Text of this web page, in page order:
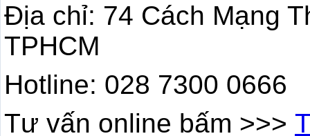
Địa chỉ: 74 Cách Mạng
TPHCM
Hotline: 028 7300 0666
Tư vấn online bấm >>>